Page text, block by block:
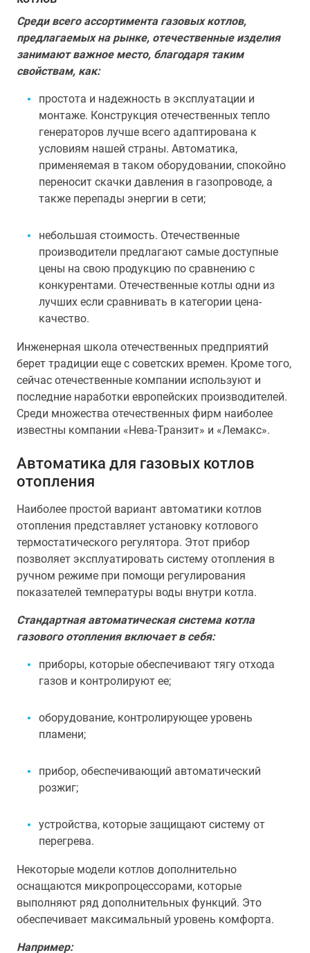
Среди всего ассортимента газовых котлов,
предлагаемых на рынке, отечественные изделия
занимают важное место, благодаря таким
свойствам, как:
простота и надежность в эксплуатации и
монтаже. Конструкция отечественных тепло
генераторов лучше всего адаптирована к
условиям нашей страны. Автоматика,
применяемая в таком оборудовании, спокойно
переносит скачки давления в газопроводе, а
также перепады энергии в сети;
небольшая стоимость. Отечественные
производители предлагают самые доступные
цены на свою продукцию по сравнению с
конкурентами. Отечественные котлы одни из
лучших если сравнивать в категории цена-
качество.
Инженерная школа отечественных предприятий
берет традиции еще с советских времен. Кроме того,
сейчас отечественные компании используют и
последние наработки европейских производителей.
Среди множества отечественных фирм наиболее
известны компании «Нева-Транзит» и «Лемакс».
Автоматика для газовых котлов
отопления
Наиболее простой вариант автоматики котлов
отопления представляет установку котлового
термостатического регулятора. Этот прибор
позволяет эксплуатировать систему отопления в
ручном режиме при помощи регулирования
показателей температуры воды внутри котла.
Стандартная автоматическая система котла
газового отопления включает в себя:
приборы, которые обеспечивают тягу отхода
газов и контролируют ее;
оборудование, контролирующее уровень
пламени;
прибор, обеспечивающий автоматический
розжиг;
устройства, которые защищают систему от
перегрева.
Некоторые модели котлов дополнительно
оснащаются микропроцессорами, которые
выполняют ряд дополнительных функций. Это
обеспечивает максимальный уровень комфорта.
Например: